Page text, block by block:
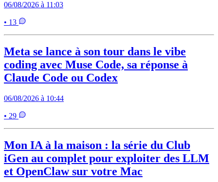
06/08/2026 à 11:03
• 13
Meta se lance à son tour dans le vibe
coding avec Muse Code, sa réponse à
Claude Code ou Codex
06/08/2026 à 10:44
• 29
Mon IA à la maison : la série du Club
iGen au complet pour exploiter des LLM
et OpenClaw sur votre Mac